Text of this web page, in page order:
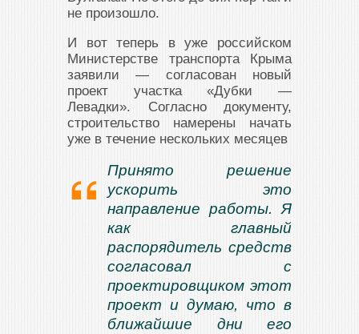
не произошло.
И вот теперь в уже российском
Министерстве транспорта Крыма
заявили — согласован новый
проект участка «Дубки —
Левадки». Согласно документу,
строительство намерены начать
уже в течение нескольких месяцев
Принято решение
ускорить это
направление работы. Я
как главный
распорядитель средств
согласовал с
проектировщиком этот
проект и думаю, что в
ближайшие дни его